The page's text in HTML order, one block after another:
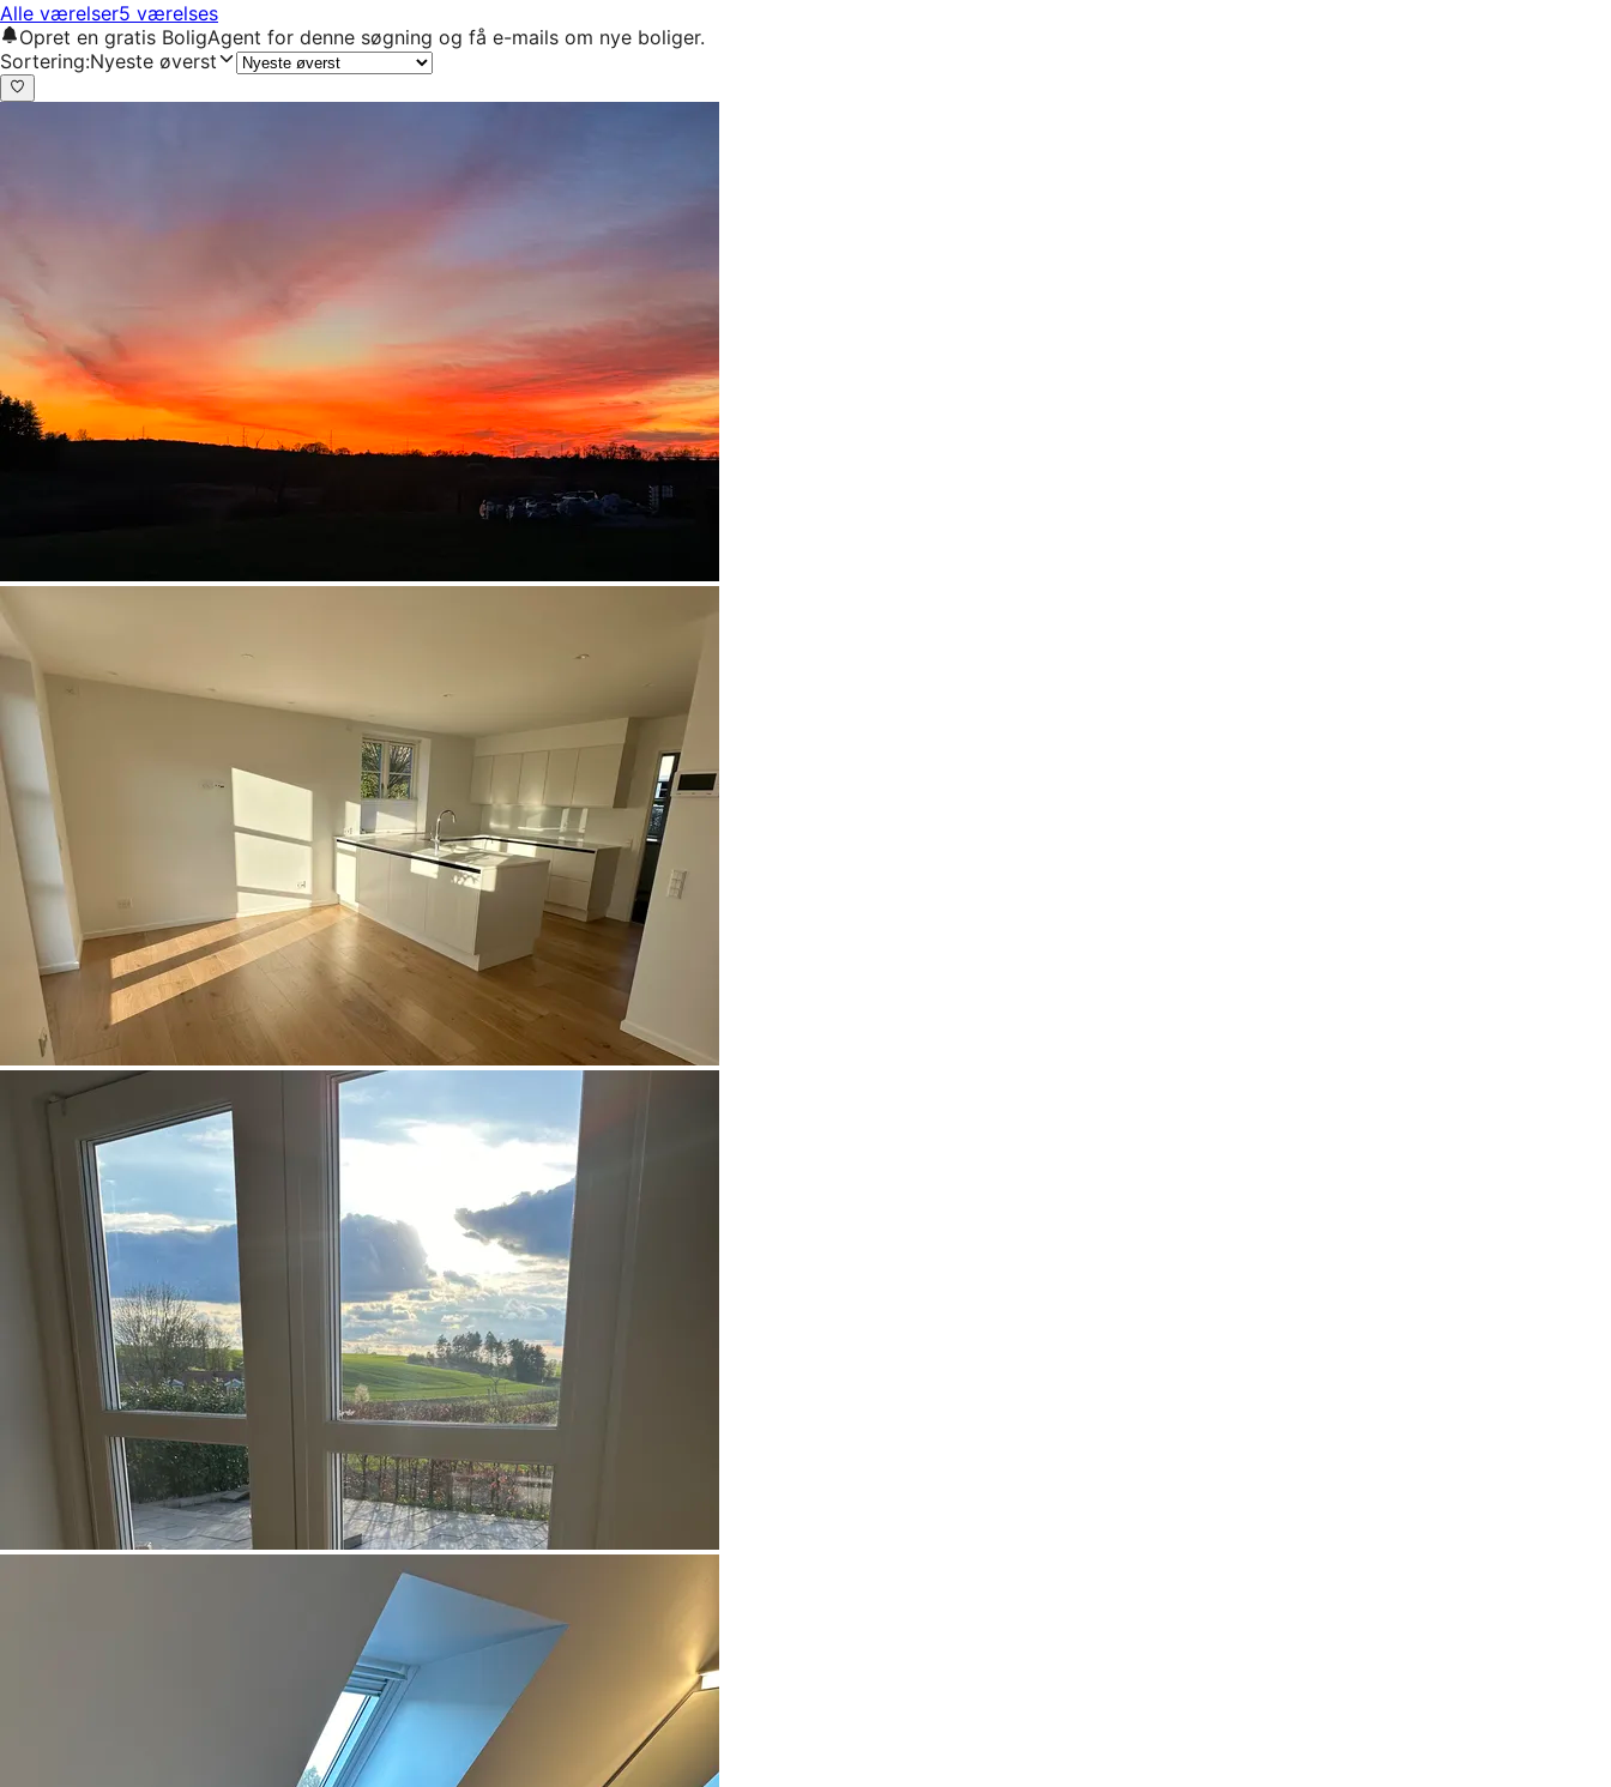
Alle værelser5 værelses
Opret en gratis BoligAgent for denne søgning og få e-mails om nye boliger.
Sortering:Nyeste øverst